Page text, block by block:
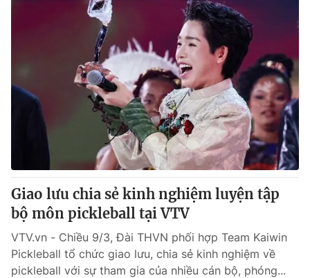
Giao lưu chia sẻ kinh nghiệm luyện tập
bộ môn pickleball tại VTV
VTV.vn - Chiều 9/3, Đài THVN phối hợp Team Kaiwin
Pickleball tổ chức giao lưu, chia sẻ kinh nghiệm về
pickleball với sự tham gia của nhiều cán bộ, phóng...